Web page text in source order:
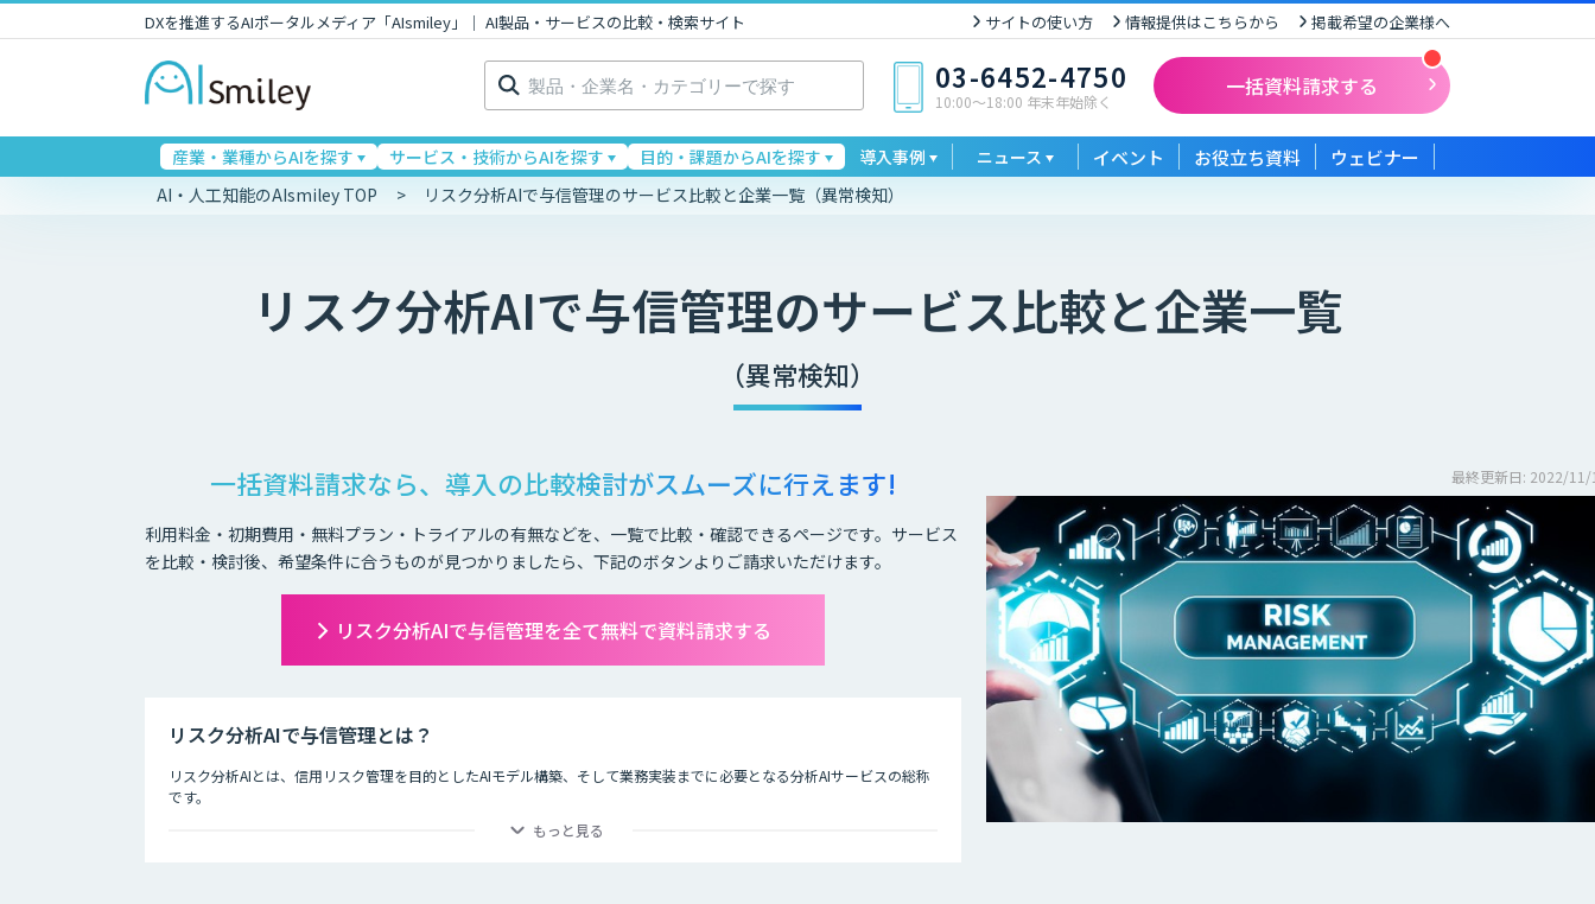
DXを推進するAIポータルメディア「AIsmiley」｜ AI製品・サービスの比較・検索サイト サイトの使い方 情報提供はこちらから 掲載希望の企業様へ
検
索: 03-6452-4750
10:00〜18:00 年末年始除く
一括資料請求する
産業・業種からAIを探す サービス・技術からAIを探す 目的・課題からAIを探す 導入事例 ニュース イベント お役立ち資料 ウェビナー
AI・人工知能のAIsmiley TOP リスク分析AIで与信管理のサービス比較と企業一覧（異常検知）
リスク分析AIで与信管理のサービス比較と企業一覧
（異常検知）
一括資料請求なら、導入の比較検討がスムーズに行えます!
利用料金・初期費用・無料プラン・トライアルの有無などを、一覧で比較・確認できるページです。サービス
を比較・検討後、希望条件に合うものが見つかりましたら、下記のボタンよりご請求いただけます。
リスク分析AIで与信管理を全て無料で資料請求する
最終更新日: 2022/11/
リスク分析AIで与信管理とは？
リスク分析AIとは、信用リスク管理を目的としたAIモデル構築、そして業務実装までに必要となる分析AIサービスの総称
です。
ディープラーニングなど新しいAI技術が登場する今、金融業界では規制やルールの遵守と信頼性あるリスク判別・計量モ
もっと見る